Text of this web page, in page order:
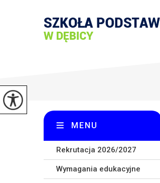
MENU
Rekrutacja 2026/2027
Wymagania edukacyjne